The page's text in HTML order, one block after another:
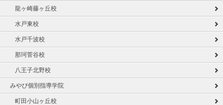
龍ヶ崎藤ヶ丘校
水戸東校
水戸千波校
那珂菅谷校
八王子北野校
みやび個別指導学院
町田小山ヶ丘校